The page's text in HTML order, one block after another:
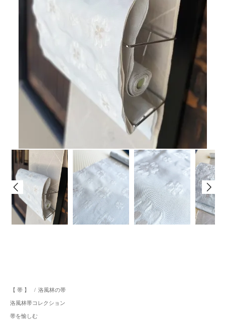
【 帯 】 / 洛風林の帯
洛風林帯コレクション
帯を愉しむ